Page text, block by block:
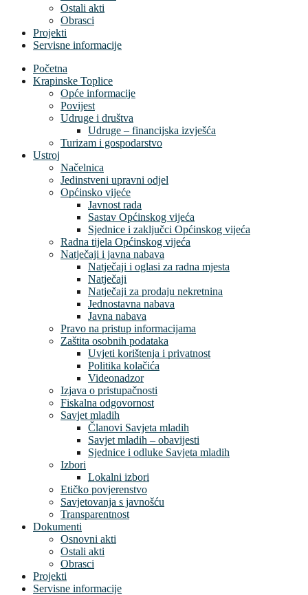
Ostali akti
Obrasci
Projekti
Servisne informacije
Početna
Krapinske Toplice
Opće informacije
Povijest
Udruge i društva
Udruge – financijska izvješća
Turizam i gospodarstvo
Ustroj
Načelnica
Jedinstveni upravni odjel
Općinsko vijeće
Javnost rada
Sastav Općinskog vijeća
Sjednice i zaključci Općinskog vijeća
Radna tijela Općinskog vijeća
Natječaji i javna nabava
Natječaji i oglasi za radna mjesta
Natječaji
Natječaji za prodaju nekretnina
Jednostavna nabava
Javna nabava
Pravo na pristup informacijama
Zaštita osobnih podataka
Uvjeti korištenja i privatnost
Politika kolačića
Videonadzor
Izjava o pristupačnosti
Fiskalna odgovornost
Savjet mladih
Članovi Savjeta mladih
Savjet mladih – obavijesti
Sjednice i odluke Savjeta mladih
Izbori
Lokalni izbori
Etičko povjerenstvo
Savjetovanja s javnošću
Transparentnost
Dokumenti
Osnovni akti
Ostali akti
Obrasci
Projekti
Servisne informacije